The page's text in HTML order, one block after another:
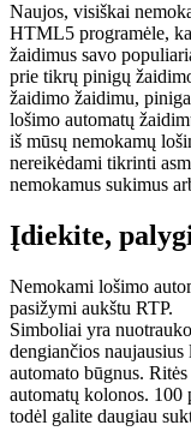
Naujos, visiškai
HTML5 programėle,
žaidimus savo
prie tikrų pinigų
žaidimo žaidimu,
lošimo automatų
iš mūsų nemokamų
nereikėdami tikrinti
nemokamus sukimus
Įdiekite,
Nemokami lošimo
pasižymi aukštu RTP.
Simboliai yra
dengiančios naujausius
automato būgnus.
automatų kolonos. 100
todėl galite daugiau